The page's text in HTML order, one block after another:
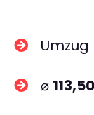
Umzug
⌀